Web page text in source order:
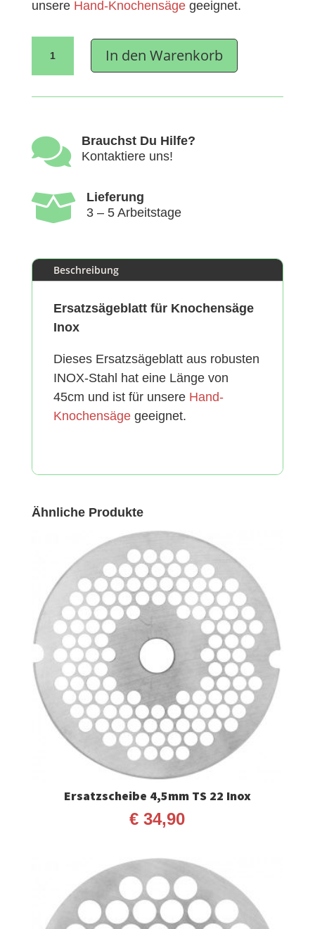
unsere Hand-Knochensägegeeignet.
Ersatzsägeblatt
Knochensäge
In den Warenkorb

Brauchst Du Hilfe?
Kontaktiere uns!

Lieferung
3 – 5 Arbeitstage
Beschreibung
Ersatzsägeblatt für Knochensäge
Inox
Dieses Ersatzsägeblatt aus robusten
INOX-Stahl hat eine Länge von
45cm und ist für unsere Hand-
Knochensägegeeignet.
Ähnliche Produkte
Ersatzscheibe 4,5mm TS 22 Inox
€ 34,90